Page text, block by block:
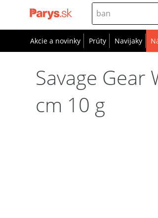
Akcie a novinky Prúty Navijaky
Savage Gear
cm 10 g